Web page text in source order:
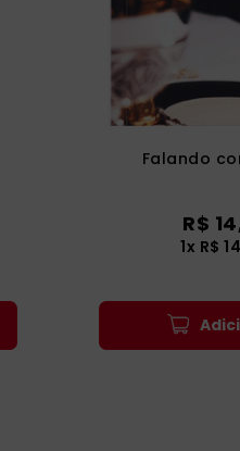
Falando
R$ 14
1x R$ 14